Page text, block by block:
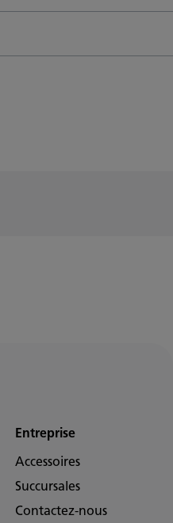
Entreprise
Accessoires
Succursales
Contactez-nous